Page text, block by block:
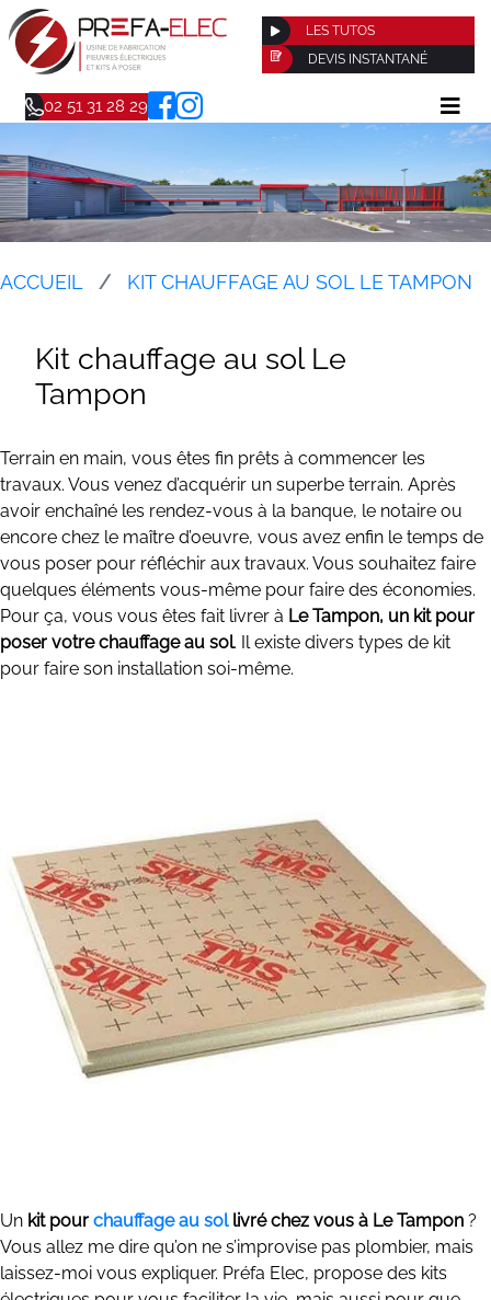
LES TUTOS
DEVIS INSTANTANÉ
02 51 31 28 29
ACCUEIL KIT CHAUFFAGE AU SOL LE TAMPON
Kit chauffage au sol Le
Tampon
Terrain en main, vous êtes fin prêts à commencer les
travaux. Vous venez d’acquérir un superbe terrain. Après
avoir enchaîné les rendez-vous à la banque, le notaire ou
encore chez le maître d’oeuvre, vous avez enfin le temps de
vous poser pour réfléchir aux travaux. Vous souhaitez faire
quelques éléments vous-même pour faire des économies.
Pour ça, vous vous êtes fait livrer à Le Tampon, un kit pour
poser votre chauffage au sol. Il existe divers types de kit
pour faire son installation soi-même.
Un kit pour chauffage au sollivré chez vous à Le Tampon ?
Vous allez me dire qu’on ne s’improvise pas plombier, mais
laissez-moi vous expliquer. Préfa Elec, propose des kits